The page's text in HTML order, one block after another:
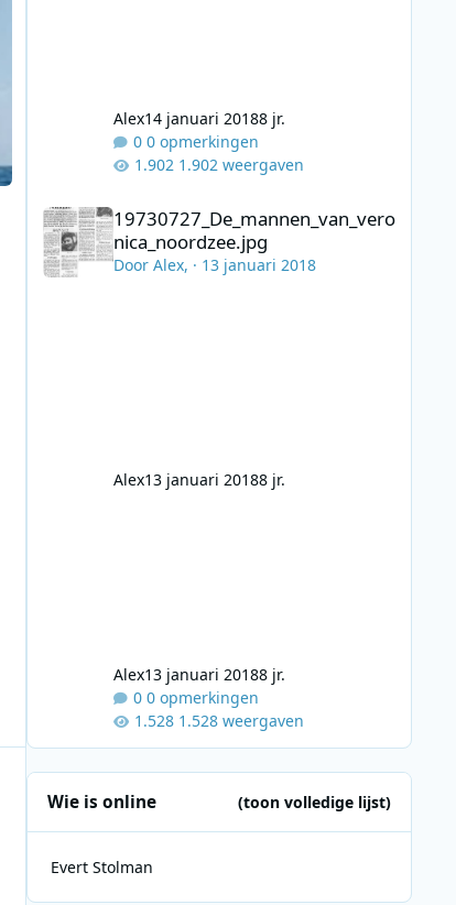
Alex14 januari 20188 jr.
0 opmerkingen
1.902 weergaven
19730727_De_mannen_van_veronica_noordzee.jpg
19730727_De_mannen_van_vero
nica_noordzee.jpg
Door Alex, · 13 januari 2018
Alex13 januari 20188 jr.
Alex13 januari 20188 jr.
0 opmerkingen
1.528 weergaven
Wie is online (toon volledige lijst)
Evert Stolman